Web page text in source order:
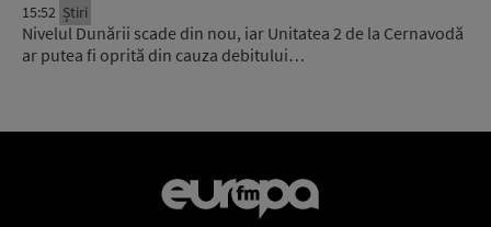
15:52 Știri
Nivelul Dunării scade din nou, iar Unitatea 2 de la Cernavodă
ar putea fi oprită din cauza debitului…